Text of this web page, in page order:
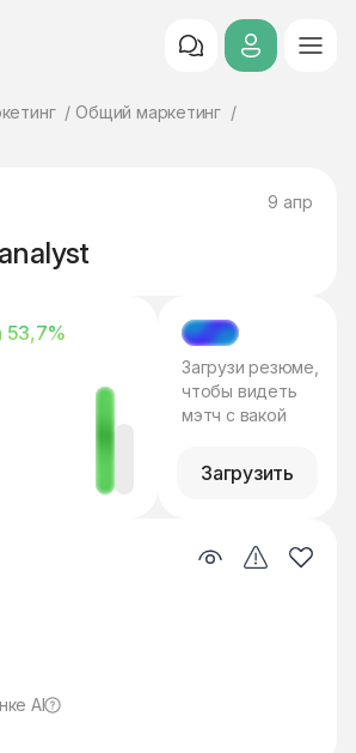
Общий маркетинг
9 апр
53,7%
МЭТЧ
Загрузи резюме,
чтобы видеть
мэтч с вакой
Загрузить
AI